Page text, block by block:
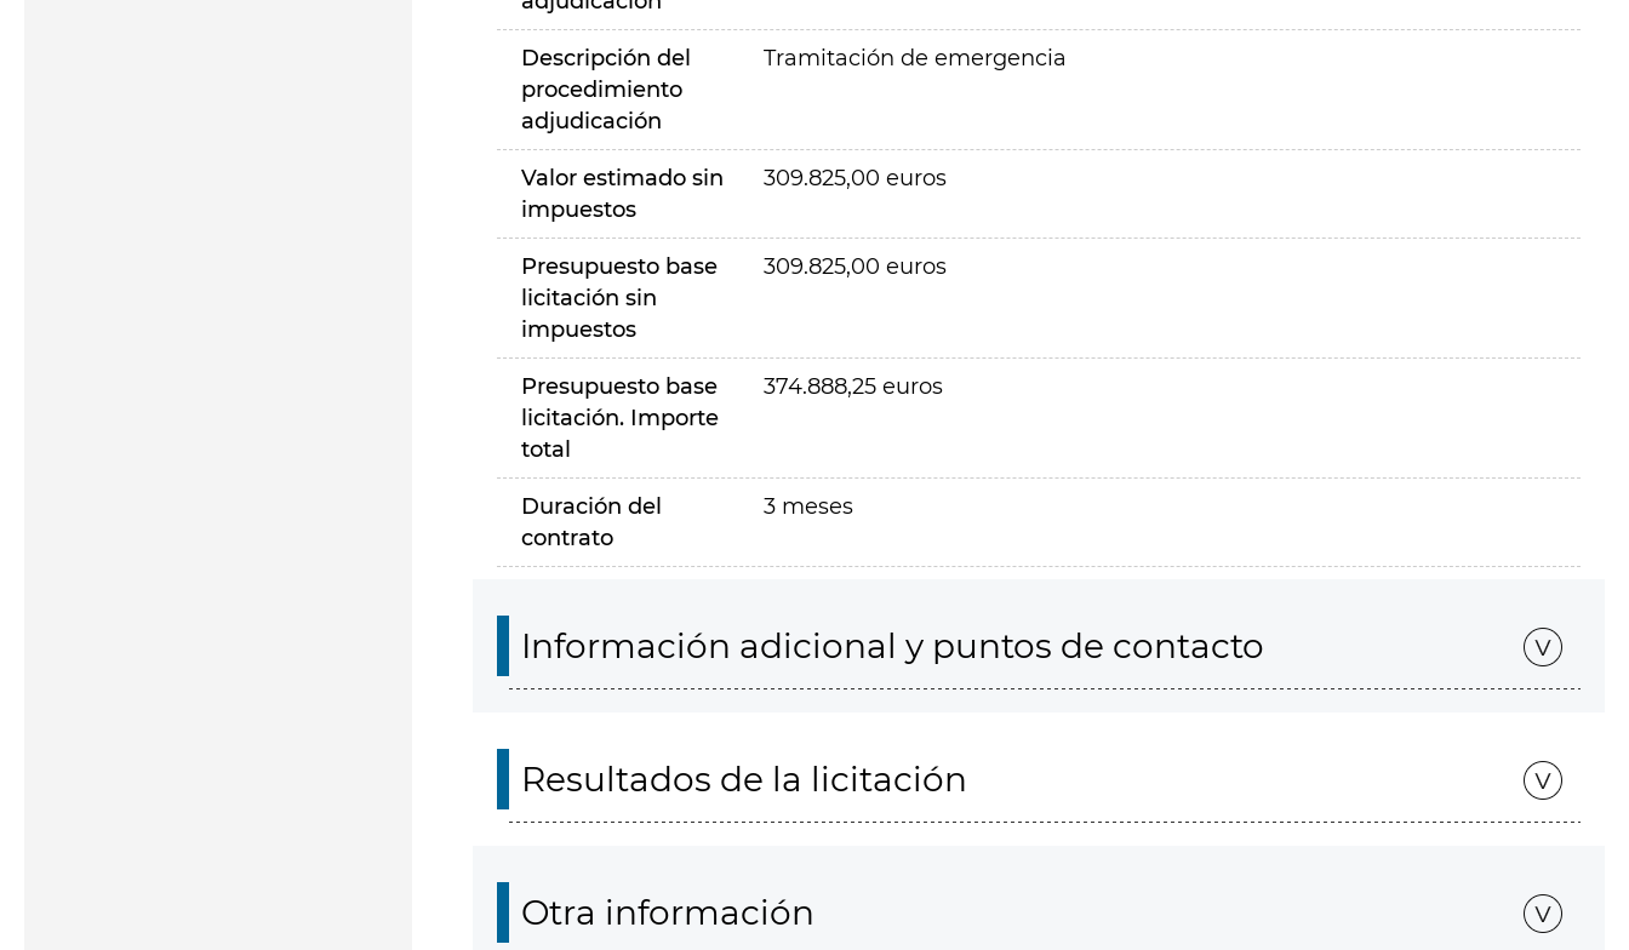
Descripción del
procedimiento
adjudicación
Tramitación de emergencia
Valor estimado sin
impuestos
309.825,00 euros
Presupuesto base
licitación sin
impuestos
309.825,00 euros
Presupuesto base
licitación. Importe
total
374.888,25 euros
Duración del
contrato
3 meses
Información adicional y puntos de contacto
Resultados de la licitación
Otra información